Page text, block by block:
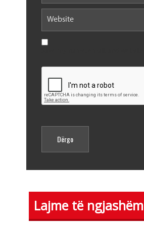
Lajme të ngjashëm